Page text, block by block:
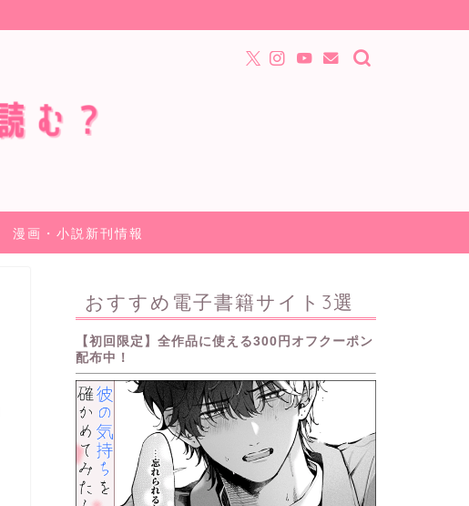
漫画・小説新刊情報
おすすめ電子書籍サイト3選
【初回限定】全作品に使える300円オフクーポン
配布中！